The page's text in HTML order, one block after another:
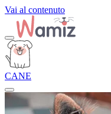
Vai al contenuto
CANE